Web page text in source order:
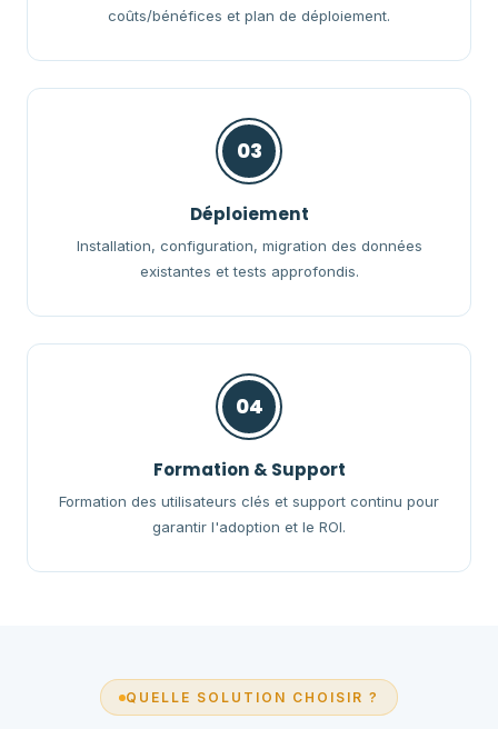
coûts/bénéfices et plan de déploiement.
03
Déploiement
Installation, configuration, migration des données
existantes et tests approfondis.
04
Formation & Support
Formation des utilisateurs clés et support continu pour
garantir l'adoption et le ROI.
QUELLE SOLUTION CHOISIR ?